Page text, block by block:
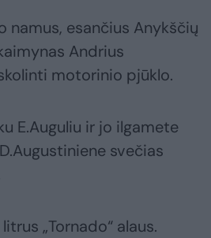
namus, esančius Anykščių
Andrius
motorinio pjūklo.
E.Auguliu ir jo ilgamete
svečias
„Tornado“ alaus.